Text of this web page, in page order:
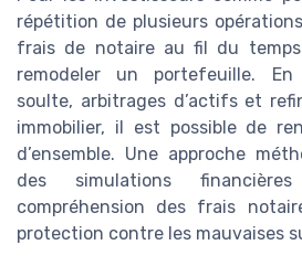
répétition de plusieurs
frais de notaire au fil du
remodeler un portefeuille.
soulte, arbitrages d’actifs et
immobilier, il est possible de
d’ensemble. Une approche
des simulations
compréhension des frais
protection contre les mauvaises